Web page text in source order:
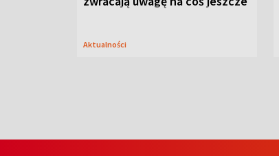
Aktualności